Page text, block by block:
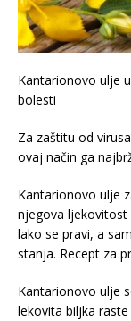
Kantarionovo ulje
bolesti
Za zaštitu od
ovaj način ga
Kantarionovo ulje
njegova
lako se pravi, a
stanja. Recept za
Kantarionovo ulje
lekovita biljka